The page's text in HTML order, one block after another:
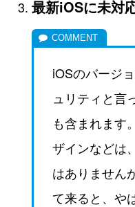
最新iOSに未対
iOSのバージ
ュリティと言
も含まれます
ザインなどは
はありません
て来ると、や